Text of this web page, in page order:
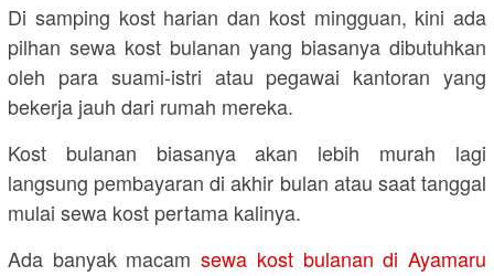
Di samping kost harian dan kost mingguan, kini ada
pilhan sewa kost bulanan yang biasanya dibutuhkan
oleh para suami-istri atau pegawai kantoran yang
bekerja jauh dari rumah mereka.
Kost bulanan biasanya akan lebih murah lagi
langsung pembayaran di akhir bulan atau saat tanggal
mulai sewa kost pertama kalinya.
Ada banyak macamsewa kost bulanan di Ayamaru